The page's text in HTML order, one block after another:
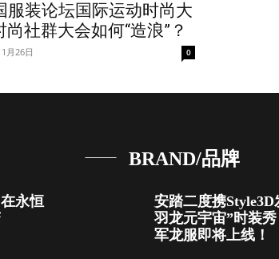
服装论坛国际运动时尚大
社群大会如何“造浪”？
月26日 0
永恒
BRAND/品牌
安踏二度携Style3D
羽龙元宇宙”时装
军龙服即将上线！